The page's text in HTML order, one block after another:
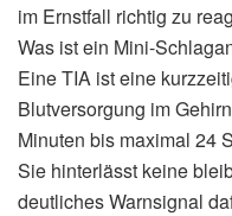
im Ernstfall richtig zu
Was ist ein Mini-
Eine TIA ist eine
Blutversorgung im
Minuten bis maximal 24
Sie hinterlässt keine
deutliches Warnsignal